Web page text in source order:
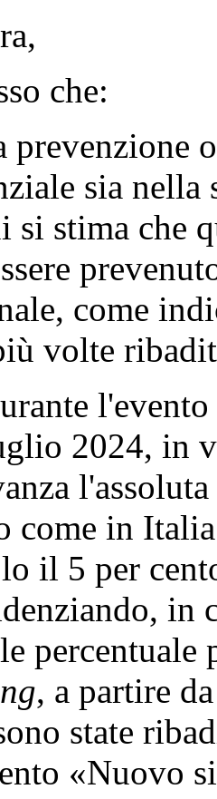
che:
sia nella
si stima che
come
volte
l'evento
2024, in
come in
il 5 per
in
, a partire
state
«Nuovo